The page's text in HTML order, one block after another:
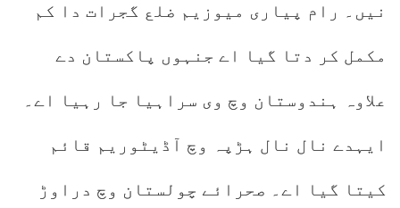
نیں۔ رام پیاری میوزیم ضلع گجرات دا کم
مکمل کر دتا گیا اے جنہوں پاکستان دے
علاوہ ہندوستان وچ وی سراہیا جا رہیا اے۔
ایہدے نال نال ہڑپہ وچ آڈیٹوریم قائم
کیتا گیا اے۔ صحرائے چولستان وچ دراوڑ